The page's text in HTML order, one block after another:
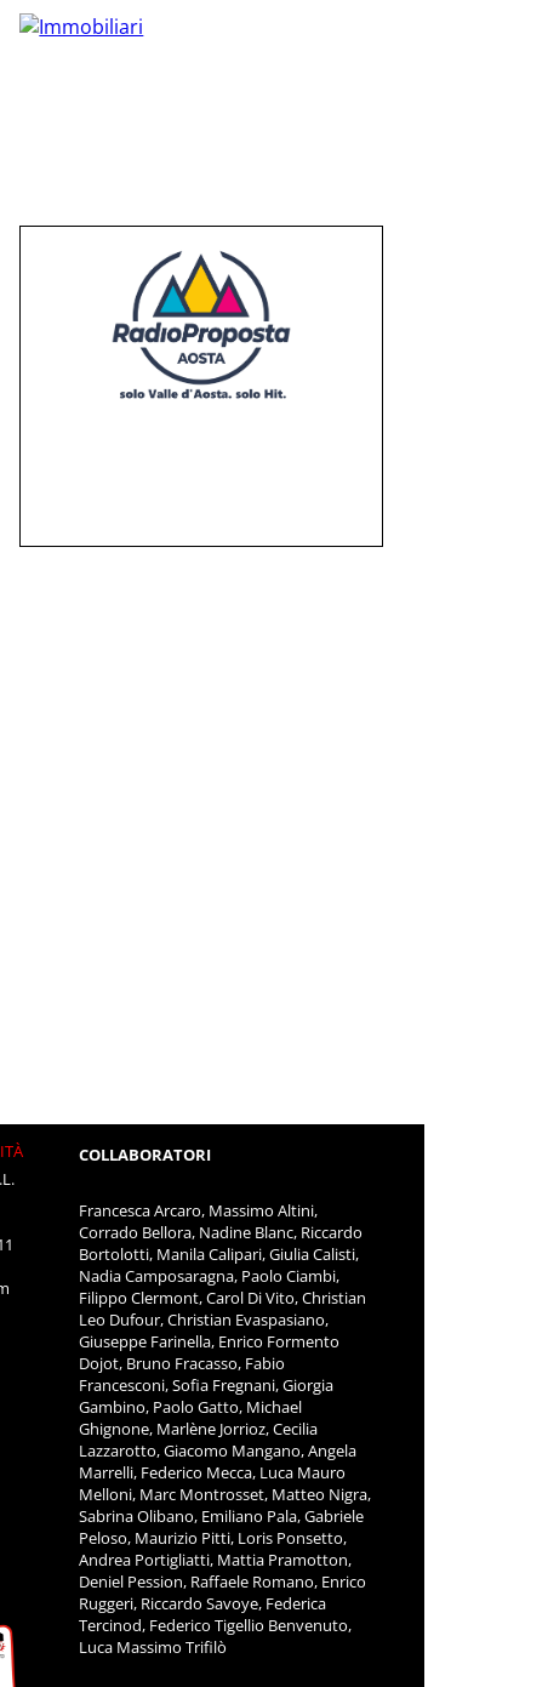
Valle d’Aosta, torna la festa
del lardo di Arnad: c’è anche il
COLLABORATORI
Francesca Arcaro, Massimo Altini,
Corrado Bellora, Nadine Blanc, Riccardo
Bortolotti, Manila Calipari, Giulia Calisti,
Nadia Camposaragna, Paolo Ciambi,
Filippo Clermont, Carol Di Vito, Christian
Leo Dufour, Christian Evaspasiano,
Giuseppe Farinella, Enrico Formento
Dojot, Bruno Fracasso, Fabio
Francesconi, Sofia Fregnani, Giorgia
Gambino, Paolo Gatto, Michael
Ghignone, Marlène Jorrioz, Cecilia
Lazzarotto, Giacomo Mangano, Angela
Marrelli, Federico Mecca, Luca Mauro
Melloni, Marc Montrosset, Matteo Nigra,